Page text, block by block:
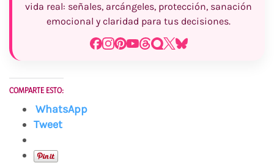
vida real: señales, arcángeles, protección, sanación
emocional y claridad para tus decisiones.
COMPARTE ESTO:
WhatsApp
Tweet